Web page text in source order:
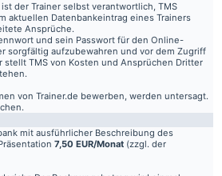
der Trainer selbst verantwortlich, TMS
aktuellen Datenbankeintrag eines Trainers
Ansprüche.
und sein Passwort für den Online-
sorgfältig aufzubewahren und vor dem Zugriff
stellt TMS von Kosten und Ansprüchen Dritter
von Trainer.de bewerben, werden untersagt.
mit ausführlicher Beschreibung des
7,50 EUR/Monat (zzgl. der